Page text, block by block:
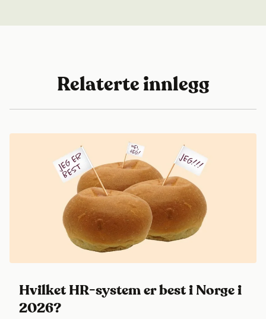
Relaterte innlegg
Hvilket HR-system er best i Norge i
2026?